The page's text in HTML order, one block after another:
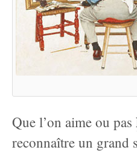
Que l’on aime ou pas
reconnaître un grand